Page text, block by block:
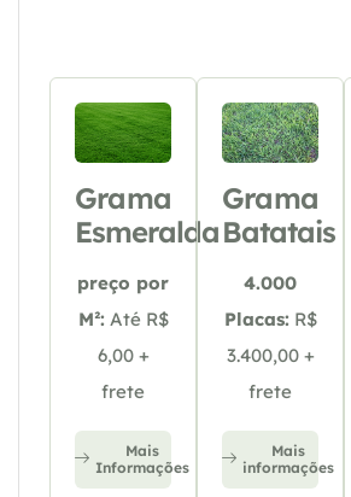
Grama
Esmeralda
preço por
M²: Até R$
6,00 +
frete
Mais
Informações
Grama
Batatais
4.000
Placas: R$
3.400,00 +
frete
Mais
informações